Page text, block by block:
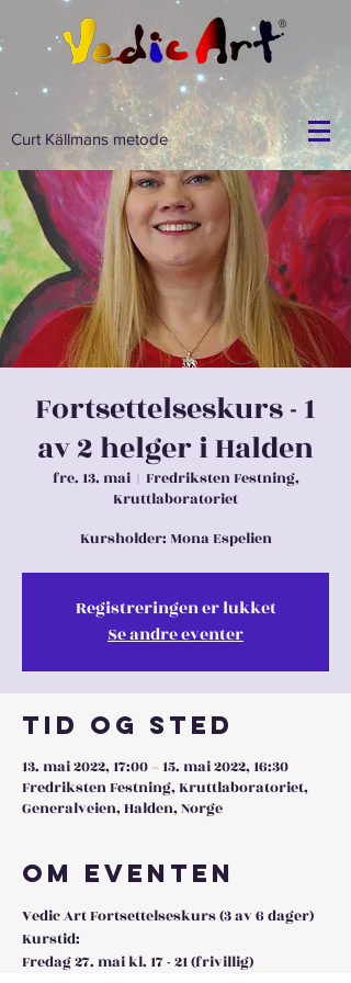
Curt Källmans metode
Fortsettelseskurs - 1
av 2 helger i Halden
fre. 13. mai
  |
Fredriksten Festning,
Kruttlaboratoriet
Kursholder: Mona Espelien
Registreringen er lukket
Se andre eventer
Tid og sted
13. mai 2022, 17:00 – 15. mai 2022, 16:30
Fredriksten Festning, Kruttlaboratoriet,
Generalveien, Halden, Norge
Om eventen
Vedic Art Fortsettelseskurs (3 av 6 dager)
Kurstid:
Fredag 27. mai kl. 17 - 21 (frivillig)